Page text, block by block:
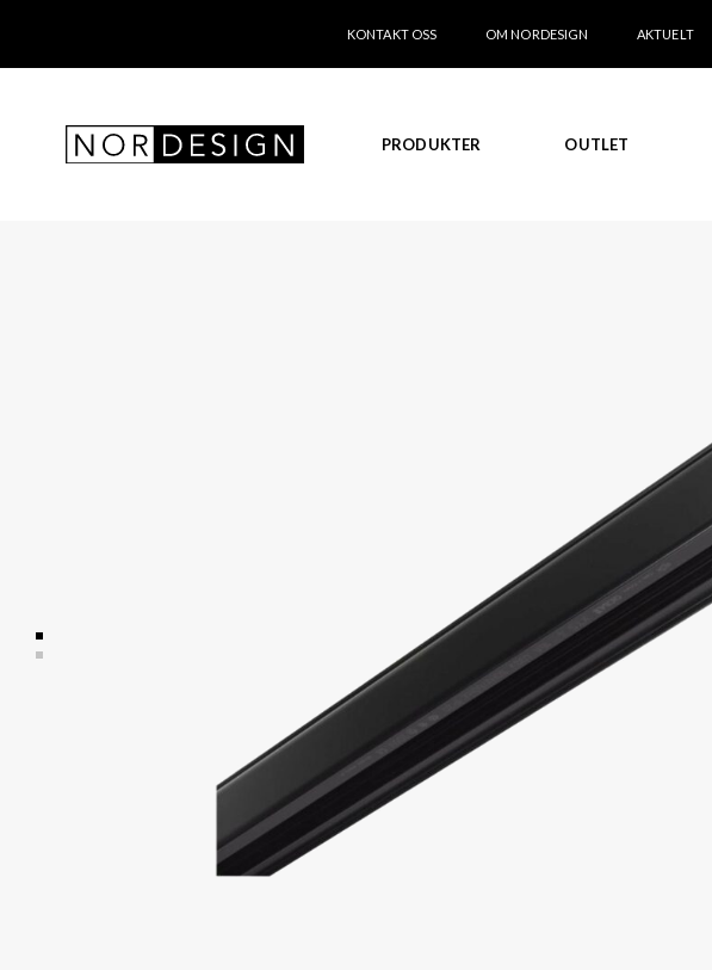
KONTAKT OSS OM NORDESIGN AKTUELT
PRODUKTER OUTLET